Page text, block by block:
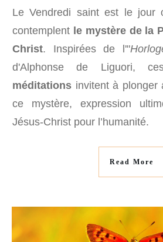
Le Vendredi saint est le jour
contemplent le mystère de la
Christ. Inspirées de l'"
d'Alphonse de Liguori,
méditations invitent à
ce mystère, expression
Jésus-Christ pour l’humanité.
Read More